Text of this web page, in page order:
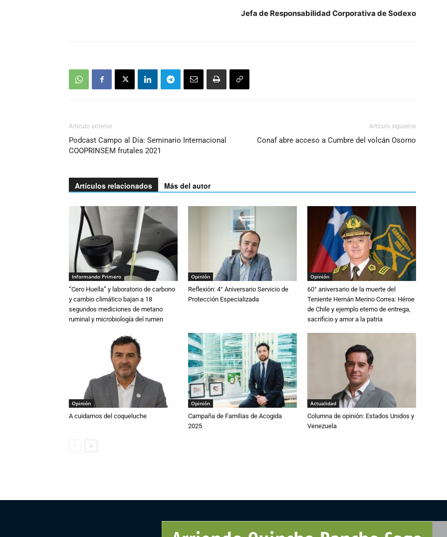
Jefa de Responsabilidad Corporativa de Sodexo
Artículo anterior
Podcast Campo al Día: Seminario Internacional
COOPRINSEM frutales 2021
Artículo siguiente
Conaf abre acceso a Cumbre del volcán Osorno
Artículos relacionados Más del autor
Informando Primero
“Cero Huella” y laboratorio de carbono
y cambio climático bajan a 18
segundos mediciones de metano
ruminal y microbiología del rumen
Opinión
Reflexión: 4° Aniversario Servicio de
Protección Especializada
Opinión
60° aniversario de la muerte del
Teniente Hernán Merino Correa: Héroe
de Chile y ejemplo eterno de entrega,
sacrificio y amor a la patria
Opinión
A cuidarnos del coqueluche
Opinión
Campaña de Familias de Acogida
2025
Actualidad
Columna de opinión: Estados Unidos y
Venezuela